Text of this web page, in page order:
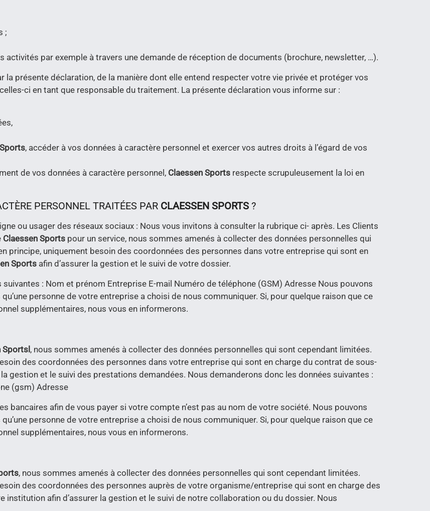
;
par exemple à travers une demande de réception de documents (brochure, newsletter, …).
la présente déclaration, de la manière dont elle entend respecter votre vie privée et protéger vos
ci en tant que responsable du traitement. La présente déclaration vous informe sur :
, accéder à vos données à caractère personnel et exercer vos autres droits à l’égard de vos
de vos données à caractère personnel, Claessen Sports respecte scrupuleusement la loi en
PERSONNEL TRAITÉES PAR CLAESSEN SPORTS ?
ou usager des réseaux sociaux : Nous vous invitons à consulter la rubrique ci- après. Les Clients
Claessen Sports pour un service, nous sommes amenés à collecter des données personnelles qui
principe, uniquement besoin des coordonnées des personnes dans votre entreprise qui sont en
Sports afin d’assurer la gestion et le suivi de votre dossier.
: Nom et prénom Entreprise E-mail Numéro de téléphone (GSM) Adresse Nous pouvons
personne de votre entreprise a choisi de nous communiquer. Si, pour quelque raison que ce
supplémentaires, nous vous en informerons.
Sportsl, nous sommes amenés à collecter des données personnelles qui sont cependant limitées.
des coordonnées des personnes dans votre entreprise qui sont en charge du contrat de sous-
gestion et le suivi des prestations demandées. Nous demanderons donc les données suivantes :
(gsm) Adresse
bancaires afin de vous payer si votre compte n’est pas au nom de votre société. Nous pouvons
personne de votre entreprise a choisi de nous communiquer. Si, pour quelque raison que ce
supplémentaires, nous vous en informerons.
, nous sommes amenés à collecter des données personnelles qui sont cependant limitées.
des coordonnées des personnes auprès de votre organisme/entreprise qui sont en charge des
afin d’assurer la gestion et le suivi de notre collaboration ou du dossier. Nous